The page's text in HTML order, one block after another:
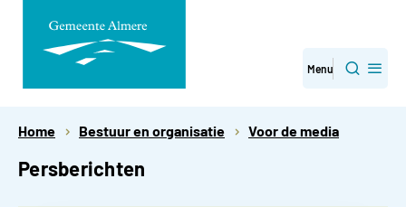
paginainhoud
Menu Zoeken
Home Bestuur en organisatie Voor de media
Persberichten